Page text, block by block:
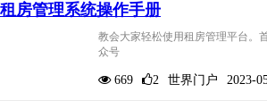
租房管理系统操作手册
教会大家轻松使用租房管理平台。
众号
669 2 世界门户 2023-